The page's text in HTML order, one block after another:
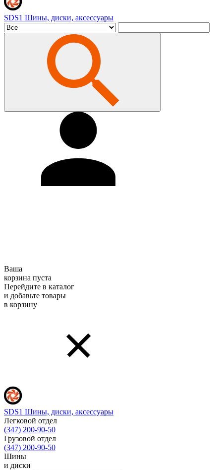
SDS1 Шины, диски, аксессуары
Ваша
корзина пуста
Перейдите в каталог
и добавьте товары
в корзину
SDS1 Шины, диски, аксессуары
Легковой отдел
(347) 200-90-50
Грузовой отдел
(347) 200-90-50
Шины
и диски